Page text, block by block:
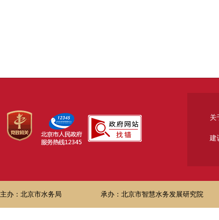
关
建
主办：北京市水务局 承办：北京市智慧水务发展研究院